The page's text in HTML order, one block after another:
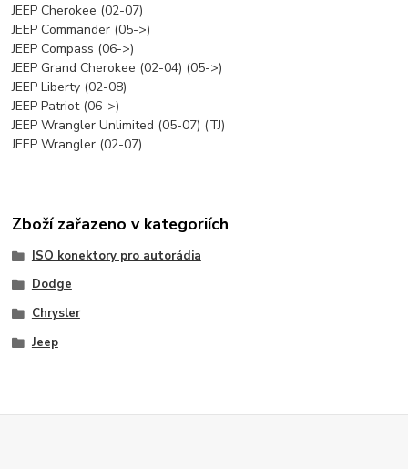
JEEP Cherokee (02-07)
JEEP Commander (05->)
JEEP Compass (06->)
JEEP Grand Cherokee (02-04) (05->)
JEEP Liberty (02-08)
JEEP Patriot (06->)
JEEP Wrangler Unlimited (05-07) (TJ)
JEEP Wrangler (02-07)
Zboží zařazeno v kategoriích
ISO konektory pro autorádia
Dodge
Chrysler
Jeep